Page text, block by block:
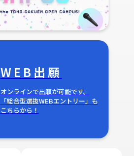
WEB出願
オンラインで出願が可能です。
「総合型選抜WEBエントリー」も
こちらから！